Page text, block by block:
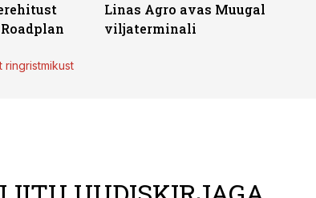
ringristmikust
Linas Agro avas Muugal
viljaterminali